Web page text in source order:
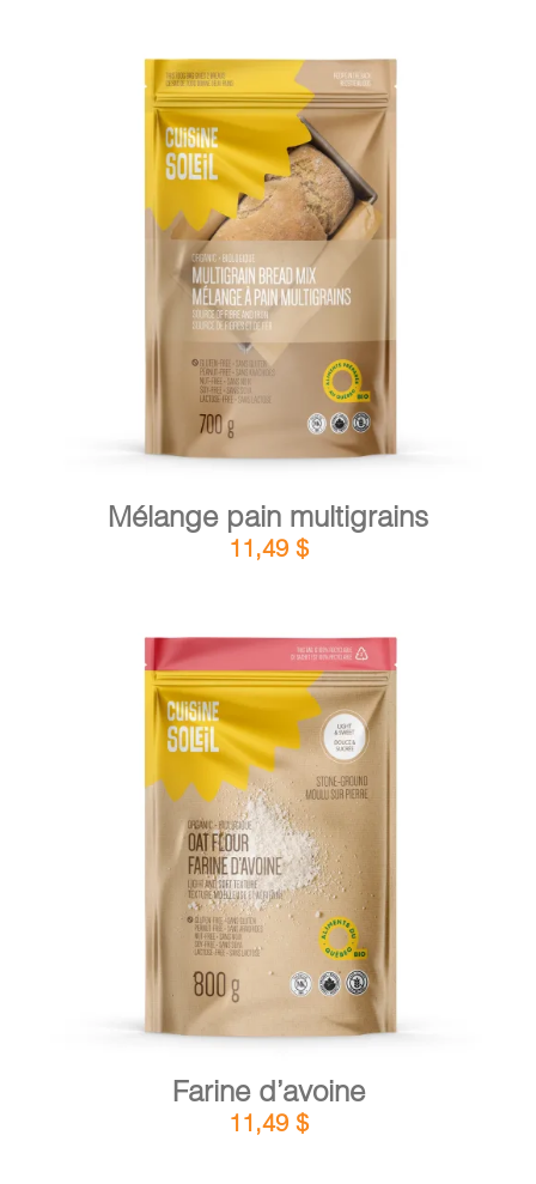
AJOUTER AU PANIER / DÉTAILS
Mélange pain multigrains
11,49 $
AJOUTER AU PANIER / DÉTAILS
Farine d’avoine
11,49 $